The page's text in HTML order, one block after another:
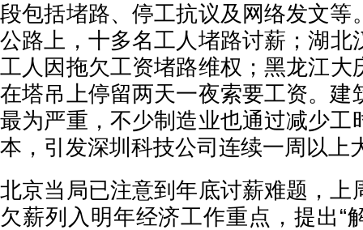
段包括堵路、停工抗议及网络发文等
公路上，十多名工人堵路讨薪；湖北
工人因拖欠工资堵路维权；黑龙江大
在塔吊上停留两天一夜索要工资。建
最为严重，不少制造业也通过减少工
本，引发深圳科技公司连续一周以上
北京当局已注意到年底讨薪难题，上
欠薪列入明年经济工作重点，提出“